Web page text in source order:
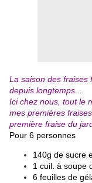
La saison des fraises
depuis longtemps...
Ici chez nous, tout le
mes premières
première fraise du
Pour 6 personnes
140g de sucre
1 cuil. à soupe
6 feuilles de